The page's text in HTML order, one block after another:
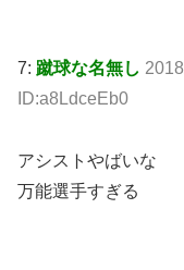
7: 蹴球な名無し
ID:a8LdceEb0
アシストやばいな
万能選手すぎる